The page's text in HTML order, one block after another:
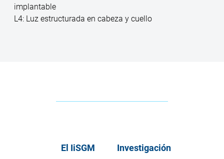
implantable
L4: Luz estructurada en cabeza y cuello
El IiSGM
Investigación